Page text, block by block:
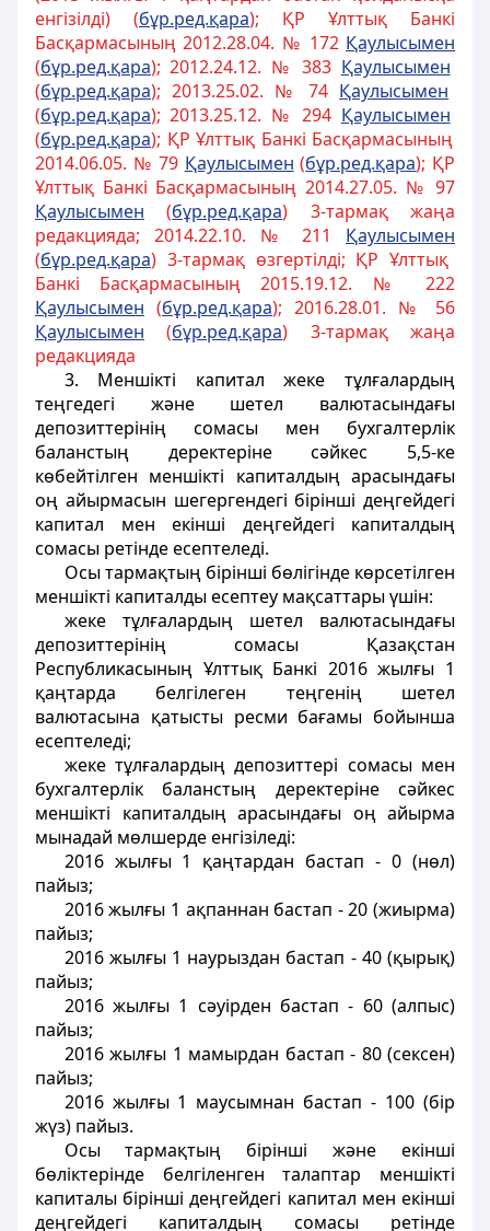
енгізілді) (бұр.ред.қара); ҚР Ұлттық Банкі
Басқармасының 2012.28.04. № 172 Қаулысымен
(бұр.ред.қара); 2012.24.12. № 383 Қаулысымен
(бұр.ред.қара); 2013.25.02. № 74 Қаулысымен
(бұр.ред.қара); 2013.25.12. № 294 Қаулысымен
(бұр.ред.қара); ҚР Ұлттық Банкі Басқармасының
2014.06.05. № 79 Қаулысымен (бұр.ред.қара); ҚР
Ұлттық Банкі Басқармасының 2014.27.05. № 97
Қаулысымен (бұр.ред.қара) 3-тармақ жаңа
редакцияда; 2014.22.10. № 211 Қаулысымен
(бұр.ред.қара) 3-тармақ өзгертілді; ҚР Ұлттық
Банкі Басқармасының 2015.19.12. № 222
Қаулысымен (бұр.ред.қара); 2016.28.01. № 56
Қаулысымен (бұр.ред.қара) 3-тармақ жаңа
редакцияда
3. Меншікті капитал жеке тұлғалардың
теңгедегі және шетел валютасындағы
депозиттерінің сомасы мен бухгалтерлік
баланстың деректеріне сәйкес 5,5-ке
көбейтілген меншікті капиталдың арасындағы
оң айырмасын шегергендегі бірінші деңгейдегі
капитал мен екінші деңгейдегі капиталдың
сомасы ретінде есептеледі.
Осы тармақтың бірінші бөлігінде көрсетілген
меншікті капиталды есептеу мақсаттары үшін:
жеке тұлғалардың шетел валютасындағы
депозиттерінің сомасы Қазақстан
Республикасының Ұлттық Банкі 2016 жылғы 1
қаңтарда белгілеген теңгенің шетел
валютасына қатысты ресми бағамы бойынша
есептеледі;
жеке тұлғалардың депозиттері сомасы мен
бухгалтерлік баланстың деректеріне сәйкес
меншікті капиталдың арасындағы оң айырма
мынадай мөлшерде енгізіледі:
2016 жылғы 1 қаңтардан бастап - 0 (нөл)
пайыз;
2016 жылғы 1 ақпаннан бастап - 20 (жиырма)
пайыз;
2016 жылғы 1 наурыздан бастап - 40 (қырық)
пайыз;
2016 жылғы 1 сәуірден бастап - 60 (алпыс)
пайыз;
2016 жылғы 1 мамырдан бастап - 80 (сексен)
пайыз;
2016 жылғы 1 маусымнан бастап - 100 (бір
жүз) пайыз.
Осы тармақтың бірінші және екінші
бөліктерінде белгіленген талаптар меншікті
капиталы бірінші деңгейдегі капитал мен екінші
деңгейдегі капиталдың сомасы ретінде